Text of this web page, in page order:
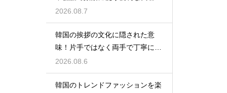
の一覧
2026.08.7
韓国の挨拶の文化に隠された意
味！片手ではなく両手で丁寧に握
手する理由
2026.08.6
韓国のトレンドファッションを楽